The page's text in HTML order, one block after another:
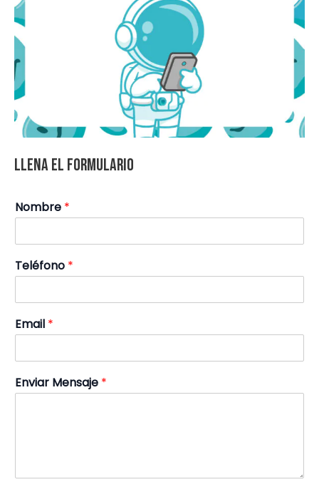
Llena el formulario
Nombre *
Teléfono *
Email *
Enviar Mensaje *